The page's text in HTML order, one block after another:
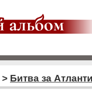
> Битва за